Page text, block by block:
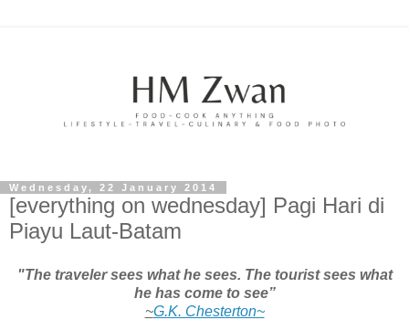
Wednesday, 22 January 2014
[everything on wednesday] Pagi Hari di
Piayu Laut-Batam
"The traveler sees what he sees. The tourist sees what
he has come to see”
~G.K. Chesterton~